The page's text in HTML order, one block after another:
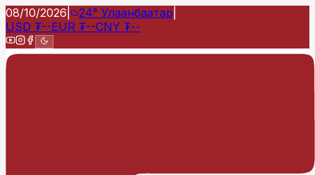
08/10/2026 24° Улаанбаатар
USD ₮--EUR ₮--CNY ₮--